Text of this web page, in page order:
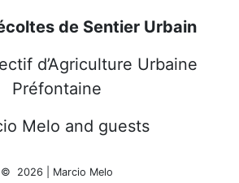
de Sentier Urbain
d’Agriculture Urbaine
Préfontaine
Melo and guests
© 2026 | Marcio Melo